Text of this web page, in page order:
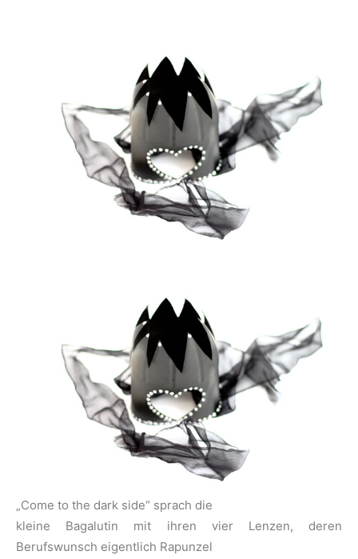
„Come to the dark side“ sprach die
kleine Bagalutin mit ihren vier Lenzen, deren
Berufswunsch eigentlich Rapunzel